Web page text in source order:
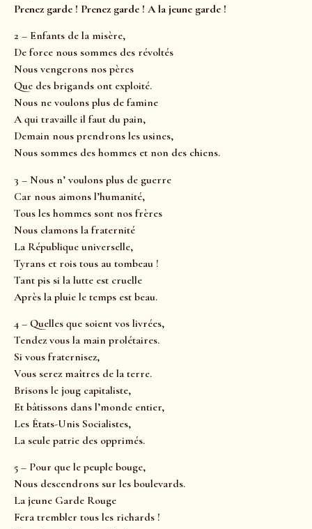
Prenez garde ! Prenez garde ! A la jeune garde !
2 – Enfants de la misère,
De force nous sommes des révoltés
Nous vengerons nos pères
Que des brigands ont exploité.
Nous ne voulons plus de famine
A qui travaille il faut du pain,
Demain nous prendrons les usines,
Nous sommes des hommes et non des chiens.
3 – Nous n’ voulons plus de guerre
Car nous aimons l’humanité,
Tous les hommes sont nos frères
Nous clamons la fraternité
La République universelle,
Tyrans et rois tous au tombeau !
Tant pis si la lutte est cruelle
Après la pluie le temps est beau.
4 – Quelles que soient vos livrées,
Tendez vous la main prolétaires.
Si vous fraternisez,
Vous serez maîtres de la terre.
Brisons le joug capitaliste,
Et bâtissons dans l’monde entier,
Les États-Unis Socialistes,
La seule patrie des opprimés.
5 – Pour que le peuple bouge,
Nous descendrons sur les boulevards.
La jeune Garde Rouge
Fera trembler tous les richards !